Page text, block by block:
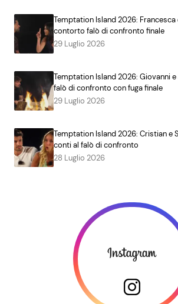
Temptation Island 2026: Francesca
contorto falò di confronto finale
29 Luglio 2026
Temptation Island 2026: Giovanni e
falò di confronto con fuga finale
29 Luglio 2026
Temptation Island 2026: Cristian e
conti al falò di confronto
28 Luglio 2026